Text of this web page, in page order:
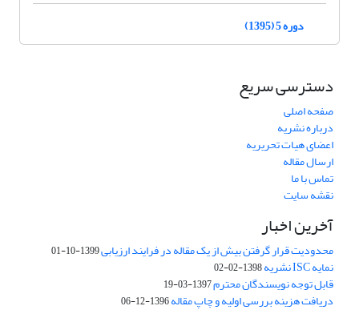
دوره 5 (1395)
دسترسی سریع
صفحه اصلی
درباره نشریه
اعضای هیات تحریریه
ارسال مقاله
تماس با ما
نقشه سایت
آخرین اخبار
محدودیت قرار گرفتن بیش از یک مقاله در فرایند ارزیابی1399-10-01
نمایه ISC نشریه 1398-02-02
قابل توجه نویسندگان محترم1397-03-19
دریافت هزینه بررسی اولیه و چاپ مقاله1396-12-06